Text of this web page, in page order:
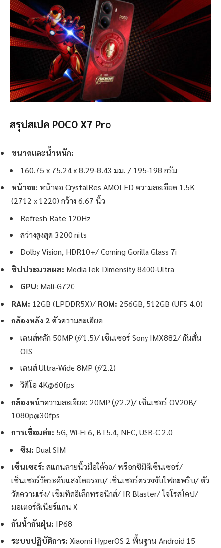
สรุปสเปค POCO X7 Pro
ขนาดและน้ำหนัก:
160.75 x 75.24 x 8.29-8.43 มม. / 195-198 กรัม
หน้าจอ: หน้าจอ CrystalRes AMOLED ความละเอียด 1.5K
(2712 x 1220) กว้าง 6.67 นิ้ว
Refresh Rate 120Hz
สว่างสูงสุด 3200 nits
Dolby Vision, HDR10+/ Corning Gorilla Glass 7i
ชิปประมวลผล: MediaTek Dimensity 8400-Ultra
GPU: Mali-G720
RAM: 12GB (LPDDR5X)/ ROM: 256GB, 512GB (UFS 4.0)
กล้องหลัง 2 ตัวความละเอียด
เลนส์หลัก 50MP (𝑓/1.5)/ เซ็นเซอร์ Sony IMX882/ กันสั่น
OIS
เลนส์ Ultra-Wide 8MP (𝑓/2.2)
วิดีโอ 4K@60fps
กล้องหน้าความละเอียด: 20MP (𝑓/2.2)/ เซ็นเซอร์ OV20B/
1080p@30fps
การเชื่อมต่อ: 5G, Wi-Fi 6, BT5.4, NFC, USB-C 2.0
ซิม: Dual SIM
เซ็นเซอร์: สแกนลายนิ้วมือใต้จอ/ พร็อกซิมิตีเซ็นเซอร์/
เซ็นเซอร์วัดระดับแสงโดยรอบ/ เซ็นเซอร์ตรวจจับไฟกะพริบ/ ตัว
วัดความเร่ง/ เข็มทิศอิเล็กทรอนิกส์/ IR Blaster/ ไจโรสโคป/
มอเตอร์ลิเนียร์แกน X
กันน้ำกันฝุ่น: IP68
ระบบปฏิบัติการ: Xiaomi HyperOS 2 พื้นฐาน Android 15